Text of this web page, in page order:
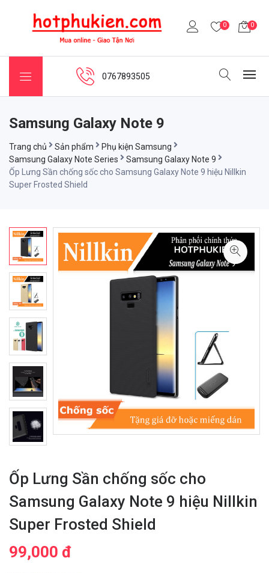
0 0
0767893505
Samsung Galaxy Note 9
Trang chủ Sản phẩm
Phụ kiện Samsung
Samsung Galaxy Note Series
Samsung Galaxy Note 9
Ốp Lưng Sần chống sốc cho Samsung Galaxy Note 9 hiệu Nillkin
Super Frosted Shield
Ốp Lưng Sần chống sốc cho
Samsung Galaxy Note 9 hiệu Nillkin
Super Frosted Shield
99,000 đ